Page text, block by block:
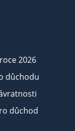
2026
důchodu
důchod